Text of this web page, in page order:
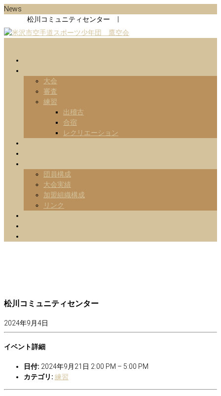
Skip
content
News
松川コミュニティセンター |
米沢市空手道スポーツ少年団 鷹
空会
です。
大会
審査
練習
出稽古
合宿
レクリエーション
団員構成
大会実績
加盟組織構成
リンク
松川コミュニティセンター
2024年9月4日
イベント詳細
日付: 2024年9月21日 2:00 PM – 5:00 PM
カテゴリ: 練習